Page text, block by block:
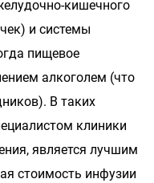
кишечного
и системы
пищевое
алкоголем (что
В таких
клиники
является лучшим
стоимость инфузии